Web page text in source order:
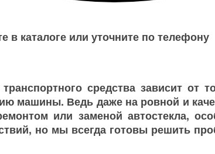
каталоге или уточните по телефону
средства зависит от
машины. Ведь даже на ровной и
или заменой автостекла,
но мы всегда готовы решить